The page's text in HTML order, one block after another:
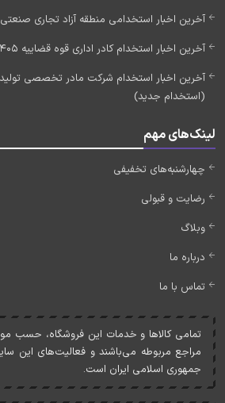
آخرین اخبار استخدامی منطقه آزاد تجاری صنعتی 1405
آخرین اخبار استخدام کادر اداری قوه قضاییه 1405 (به زودی)
(استخدام جدید)
لینک‌های مهم
چهارشنبه‌های تخفیفی
رضایت و قبولی
وبلاگ
درباره ما
تماس با ما
تمامی کالاها و خدمات اين فروشگاه، حسب
مراجع مربوطه می‌باشند و فعاليت‌های اين
جمهوری اسلامی ايران است.